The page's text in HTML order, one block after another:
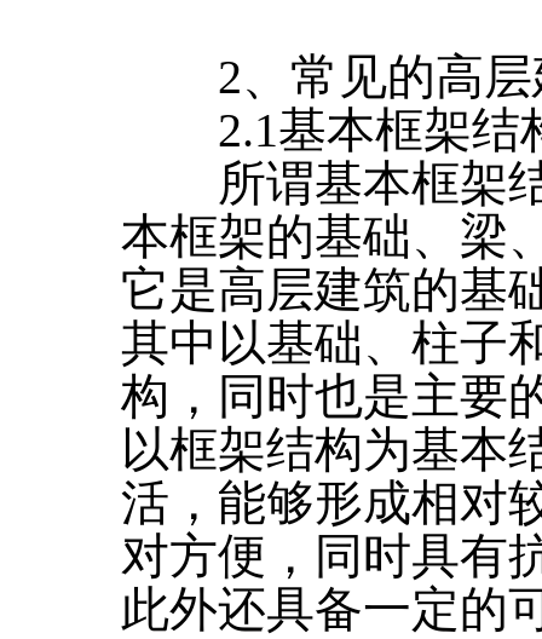
2、常见的高层
2.1基本框架结
所谓基本框架结
本框架的基础、梁
它是高层建筑的基
其中以基础、柱子
构，同时也是主要
以框架结构为基本
活，能够形成相对
对方便，同时具有
此外还具备一定的